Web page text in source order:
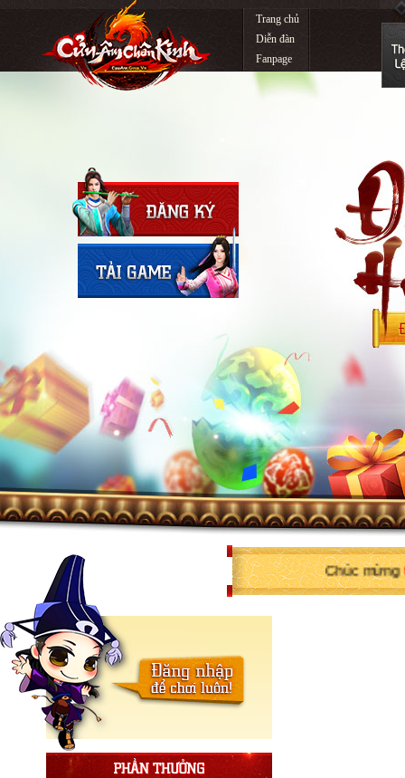
Trang chủ
Diễn đàn
Fanpage
Chúc mừng